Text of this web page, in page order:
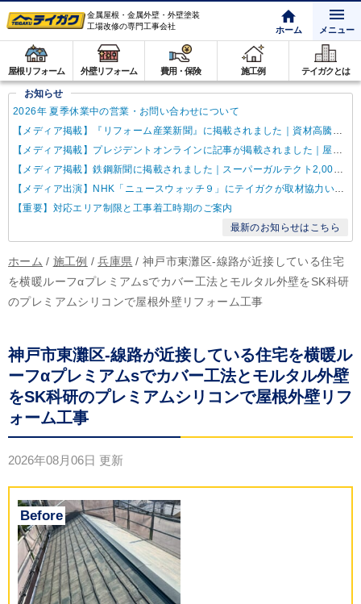
金属屋根・金属外壁・外壁塗装
工場改修の専門工事会社
ホーム メニュー
屋根リフォーム 外壁リフォーム 費用・保険 施工例 テイガクとは
お知らせ
2026年 夏季休業中の営業・お問い合わせについて
【メディア掲載】『リフォーム産業新聞』に掲載されました｜資材高騰・納期遅延に対するテイガクの取り組み
【メディア掲載】プレジデントオンラインに記事が掲載されました｜屋根点検商法について解説
【メディア掲載】鉄鋼新聞に掲載されました｜スーパーガルテクト2,000万㎡達成
【メディア出演】NHK「ニュースウォッチ９」にテイガクが取材協力いたしました
【重要】対応エリア制限と工事着工時期のご案内
最新のお知らせはこちら
ホーム / 施工例 / 兵庫県 / 神戸市東灘区-線路が近接している住宅
を横暖ルーフαプレミアムsでカバー工法とモルタル外壁をSK科研
のプレミアムシリコンで屋根外壁リフォーム工事
神戸市東灘区-線路が近接している住宅を横暖ル
ーフαプレミアムsでカバー工法とモルタル外壁
をSK科研のプレミアムシリコンで屋根外壁リフ
ォーム工事
2026年08月06日 更新